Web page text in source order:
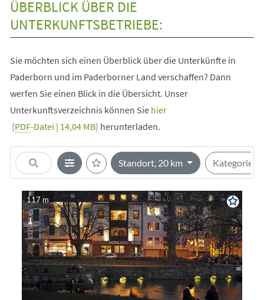
ÜBERBLICK ÜBER DIE
UNTERKUNFTSBETRIEBE:
Sie möchten sich einen Überblick über die Unterkünfte in
Paderborn und im Paderborner Land verschaffen? Dann
werfen Sie einen Blick in die Übersicht. Unser
Unterkunftsverzeichnis können Sie hier
PDF-Datei 14,04 MB herunterladen.